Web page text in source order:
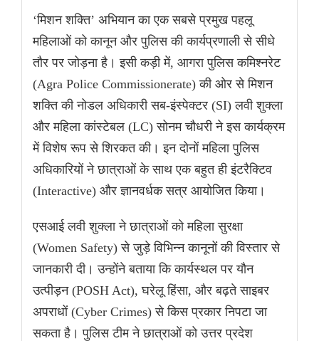
‘मिशन शक्ति’ अभियान का एक सबसे प्रमुख पहलू
महिलाओं को कानून और पुलिस की कार्यप्रणाली से सीधे
तौर पर जोड़ना है। इसी कड़ी में, आगरा पुलिस कमिश्नरेट
(Agra Police Commissionerate) की ओर से मिशन
शक्ति की नोडल अधिकारी सब-इंस्पेक्टर (SI) लवी शुक्ला
और महिला कांस्टेबल (LC) सोनम चौधरी ने इस कार्यक्रम
में विशेष रूप से शिरकत की। इन दोनों महिला पुलिस
अधिकारियों ने छात्राओं के साथ एक बहुत ही इंटरैक्टिव
(Interactive) और ज्ञानवर्धक सत्र आयोजित किया।
एसआई लवी शुक्ला ने छात्राओं को महिला सुरक्षा
(Women Safety) से जुड़े विभिन्न कानूनों की विस्तार से
जानकारी दी। उन्होंने बताया कि कार्यस्थल पर यौन
उत्पीड़न (POSH Act), घरेलू हिंसा, और बढ़ते साइबर
अपराधों (Cyber Crimes) से किस प्रकार निपटा जा
सकता है। पुलिस टीम ने छात्राओं को उत्तर प्रदेश